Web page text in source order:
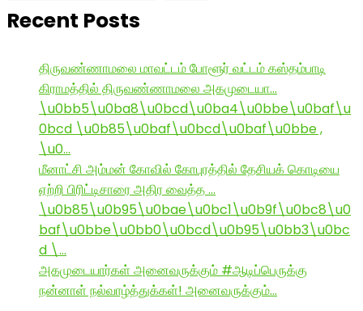
Recent Posts
திருவண்ணாமலை மாவட்டம் போளூர் வட்டம் கஸ்தம்பாடி
கிராமத்தில் திருவண்ணாமலை அகமுடையா…
\u0bb5\u0ba8\u0bcd\u0ba4\u0bbe\u0baf\u
0bcd \u0b85\u0baf\u0bcd\u0baf\u0bbe ,
\u0…
மீனாட்சி அம்மன் கோவில் கோபுரத்தில் தேசியக் கொடியை
ஏற்றி பிரிட்டிசாரை அதிர வைத்த …
\u0b85\u0b95\u0bae\u0bc1\u0b9f\u0bc8\u0
baf\u0bbe\u0bb0\u0bcd\u0b95\u0bb3\u0bc
d \…
அகமுடையார்கள் அனைவருக்கும் #ஆடிப்பெருக்கு
நன்னாள் நல்வாழ்த்துக்கள்! அனைவருக்கும்…